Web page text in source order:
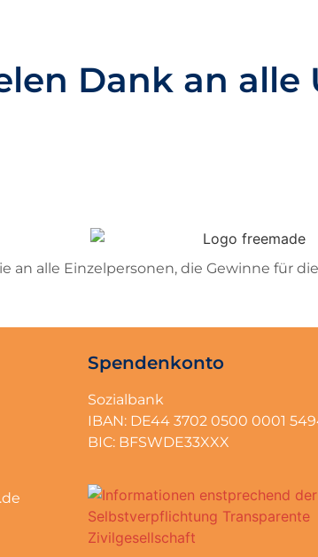
Dank an
an alle Einzelpersonen, die Gewinne für
Spendenkonto
Sozialbank
IBAN: DE44 3702 0500 0001
BIC: BFSWDE33XXX